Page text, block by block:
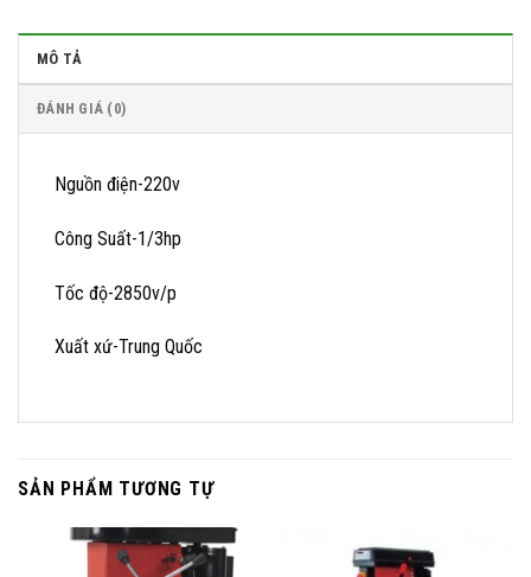
MÔ TẢ
ĐÁNH GIÁ (0)
Nguồn điện-220v
Công Suất-1/3hp
Tốc độ-2850v/p
Xuất xứ-Trung Quốc
SẢN PHẨM TƯƠNG TỰ